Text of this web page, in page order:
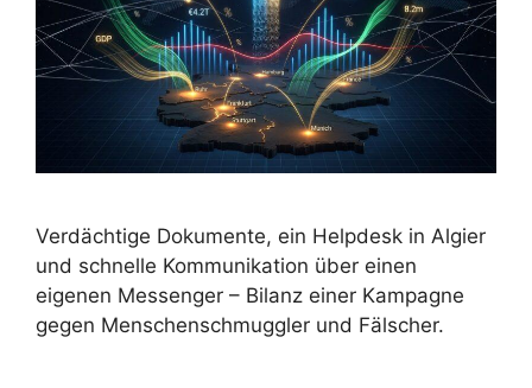
Verdächtige Dokumente, ein Helpdesk in Algier
und schnelle Kommunikation über einen
eigenen Messenger – Bilanz einer Kampagne
gegen Menschenschmuggler und Fälscher.